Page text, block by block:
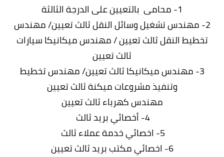
1- محامى بالتعيين على الدرجة الثالثة
2- مهندس تشغيل وسائل النقل ثالث تعيين/ مهندس
تخطيط النقل ثالث تعيين / مهندس ميكانيكا سيارات
ثالث تعيين
3- مهندس ميكانيكا ثالث تعيين/ مهندس تخطيط
وتنفيذ مشروعات ميكنة ثالث تعيين
مهندس كهرباء ثالث تعيين
4- أخصائي بريد ثالث
5- اخصائي خدمة عملاء ثالث
6- اخصائي مكتب بريد ثالث تعيين